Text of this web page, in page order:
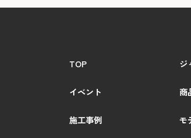
TOP
イベント
施工事例
ジ
商
モ